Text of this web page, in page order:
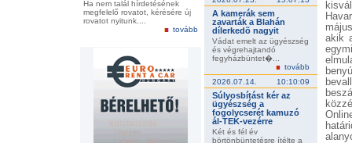
Ha nem talál hírdetésének
megfelelő rovatot, kérésére új
rovatot nyitunk....
tovább
A kamerák sem
zavarták a Blahán
dílerkedõ nagyit
Vádat emelt az ügyészség
és végrehajtandó
fegyházbüntet�...
tovább
2026.07.14.
10:10:09
Súlyosbítást kér az
ügyészség a
fogolycserét kamuzó
ál-TEK-vezérre
Két és fél év
börtönbüntetésre ítélte a
akik